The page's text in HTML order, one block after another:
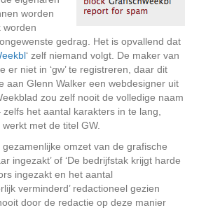
worden
worden
gedrag. Het is opvallend dat
‘ zelf niemand volgt. De maker van
er niet in ‘gw’ te registreren, daar dit
aan Glenn Walker een webdesigner uit
zou zelf nooit de volledige naam
het aantal karakters in te lang,
met de titel GW.
gezamenlijke omzet van de grafische
ingezakt’ of ‘De bedrijfstak krijgt harde
ingezakt en het aantal
verminderd’ redactioneel gezien
door de redactie op deze manier